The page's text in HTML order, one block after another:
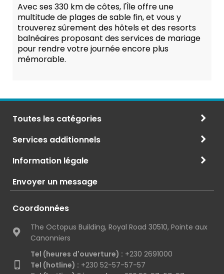
Avec ses 330 km de côtes, l'Île offre une
multitude de plages de sable fin, et vous y
trouverez sûrement des hôtels et des resorts
balnéaires proposant des services de mariage
pour rendre votre journée encore plus
mémorable.
Toutes les catégories
Services additionnels
Information légale
Envoyer un message
Coordonnées
The Octopus Building, Royal Road 30510, Pointe aux
Canonniers
Tel (heures d'ouverture) : +230 2691000
Tel (hotline) : +230 52-57-57-57